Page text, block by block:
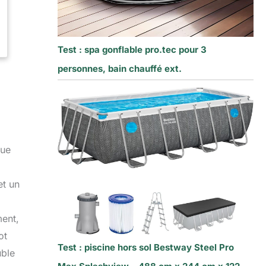
un
Test : spa gonflable pro.tec pour 3
personnes, bain chauffé ext.
Test : piscine hors sol Bestway Steel Pro